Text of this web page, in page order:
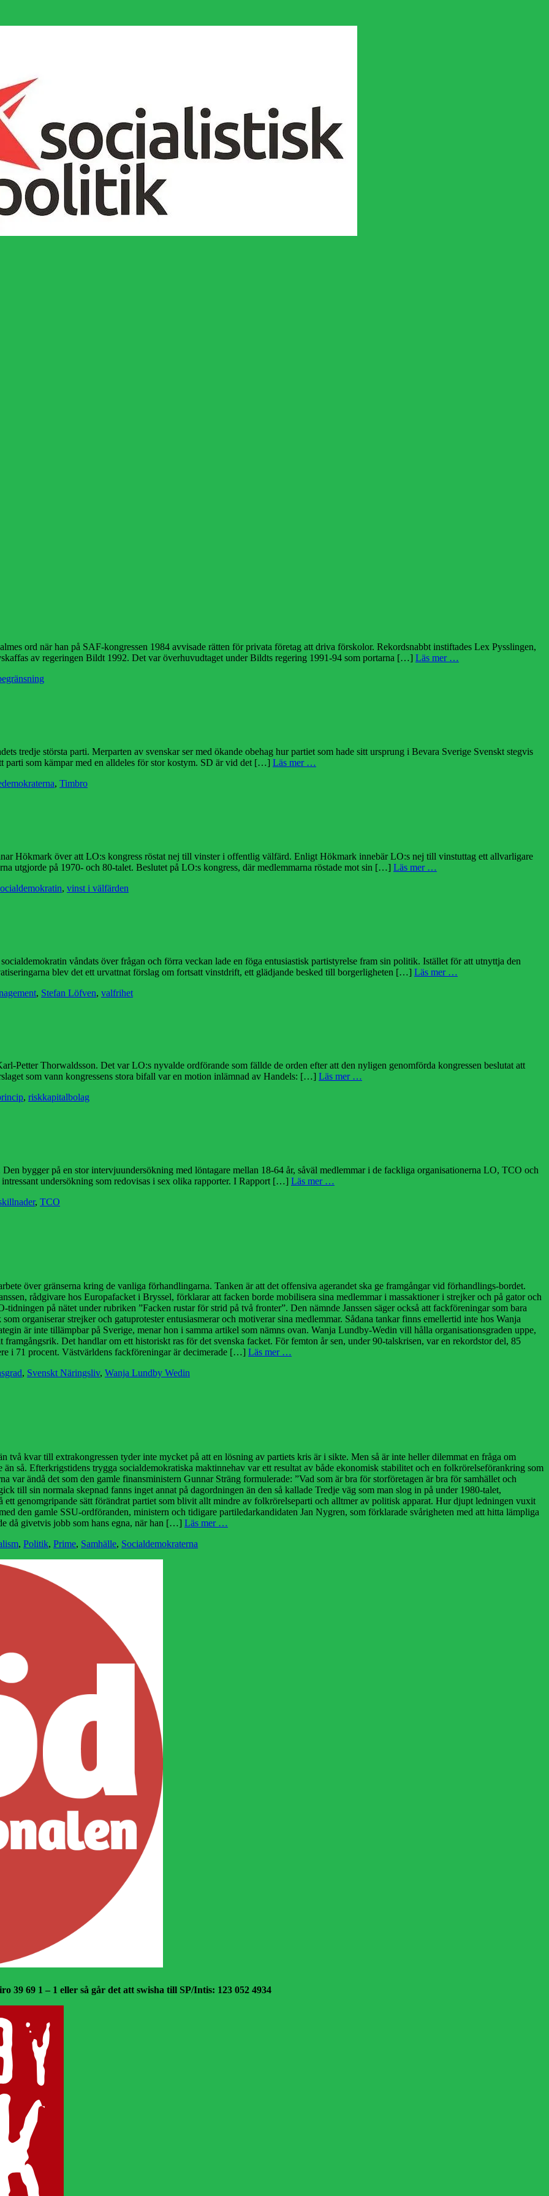
ord när han på SAF-kongressen 1984 avvisade rätten för privata företag att driva förskolor. Rekordsnabbt instiftades Lex Pysslingen,
av regeringen Bildt 1992. Det var överhuvudtaget under Bildts regering 1991-94 som portarna […] Läs mer …
tredje största parti. Merparten av svenskar ser med ökande obehag hur partiet som hade sitt ursprung i Bevara Sverige Svenskt stegvis
parti som kämpar med en alldeles för stor kostym. SD är vid det […] Läs mer …
, Timbro
Hökmark över att LO:s kongress röstat nej till vinster i offentlig välfärd. Enligt Hökmark innebär LO:s nej till vinstuttag ett allvarligare
utgjorde på 1970- och 80-talet. Beslutet på LO:s kongress, där medlemmarna röstade mot sin […] Läs mer …
, vinst i välfärden
våndats över frågan och förra veckan lade en föga entusiastisk partistyrelse fram sin politik. Istället för att utnyttja den
blev det ett urvattnat förslag om fortsatt vinstdrift, ett glädjande besked till borgerligheten […] Läs mer …
, Stefan Löfven, valfrihet
Petter Thorwaldsson. Det var LO:s nyvalde ordförande som fällde de orden efter att den nyligen genomförda kongressen beslutat att
som vann kongressens stora bifall var en motion inlämnad av Handels: […] Läs mer …
, riskkapitalbolag
bygger på en stor intervjuundersökning med löntagare mellan 18-64 år, såväl medlemmar i de fackliga organisationerna LO, TCO och
undersökning som redovisas i sex olika rapporter. I Rapport […] Läs mer …
, TCO
över gränserna kring de vanliga förhandlingarna. Tanken är att det offensiva agerandet ska ge framgångar vid förhandlings-bordet.
rådgivare hos Europafacket i Bryssel, förklarar att facken borde mobilisera sina medlemmar i massaktioner i strejker och på gator och
på nätet under rubriken ”Facken rustar för strid på två fronter”. Den nämnde Janssen säger också att fackföreningar som bara
organiserar strejker och gatuprotester entusiasmerar och motiverar sina medlemmar. Sådana tankar finns emellertid inte hos Wanja
är inte tillämpbar på Sverige, menar hon i samma artikel som nämns ovan. Wanja Lundby-Wedin vill hålla organisationsgraden uppe,
Det handlar om ett historiskt ras för det svenska facket. För femton år sen, under 90-talskrisen, var en rekordstor del, 85
i 71 procent. Västvärldens fackföreningar är decimerade […] Läs mer …
, Svenskt Näringsliv, Wanja Lundby Wedin
två kvar till extrakongressen tyder inte mycket på att en lösning av partiets kris är i sikte. Men så är inte heller dilemmat en fråga om
så. Efterkrigstidens trygga socialdemokratiska maktinnehav var ett resultat av både ekonomisk stabilitet och en folkrörelseförankring som
var ändå det som den gamle finansministern Gunnar Sträng formulerade: ”Vad som är bra för storföretagen är bra för samhället och
till sin normala skepnad fanns inget annat på dagordningen än den så kallade Tredje väg som man slog in på under 1980-talet,
genomgripande sätt förändrat partiet som blivit allt mindre av folkrörelseparti och alltmer av politisk apparat. Hur djupt ledningen vuxit
den gamle SSU-ordföranden, ministern och tidigare partiledarkandidaten Jan Nygren, som förklarade svårigheten med att hitta lämpliga
då givetvis jobb som hans egna, när han […] Läs mer …
, Politik, Prime, Samhälle, Socialdemokraterna
69 1 – 1 eller så går det att swisha till SP/Intis: 123 052 4934